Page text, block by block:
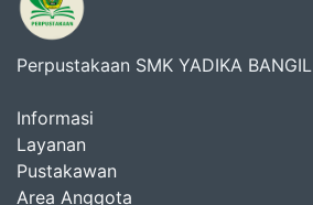
Perpustakaan SMK YADIKA BANGIL
Informasi
Layanan
Pustakawan
Area Anggota